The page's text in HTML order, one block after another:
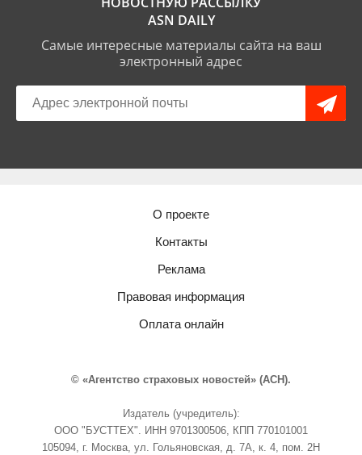
ASN DAILY
Самые интересные материалы сайта на ваш
электронный адрес
О проекте
Контакты
Реклама
Правовая информация
Оплата онлайн
© «Агентство страховых новостей» (АСН).
Издатель (учредитель):
ООО "БУСТТЕХ". ИНН 9701300506, КПП 770101001
105094, г. Москва, ул. Гольяновская, д. 7А, к. 4, пом. 2Н